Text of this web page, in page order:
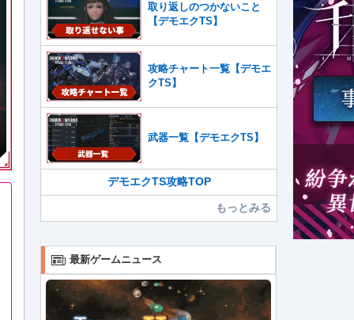
取り返しのつかないこと
【デモエクTS】
攻略チャート一覧【デモエ
クTS】
武器一覧【デモエクTS】
デモエクTS攻略TOP
もっとみる
最新ゲームニュース